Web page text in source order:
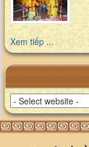
Xem tiếp ...